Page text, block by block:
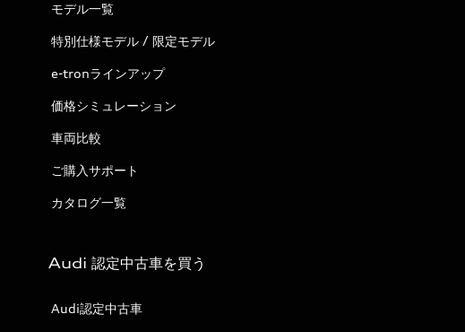
モデル一覧
特別仕様モデル / 限定モデル
e-tronラインアップ
価格シミュレーション
車両比較
ご購入サポート
カタログ一覧
Audi 認定中古車を買う
Audi認定中古車